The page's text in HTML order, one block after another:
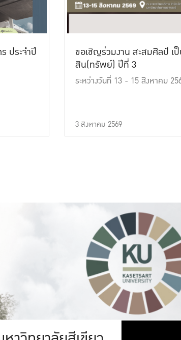
ประจำปี
ขอเชิญร่วมงาน สะสมศิลป์ เ
สิน(ทรัพย์) ปีที่ 3
ระหว่างวันที่ 13 - 15 สิงหาคม
3 สิงหาคม 2569